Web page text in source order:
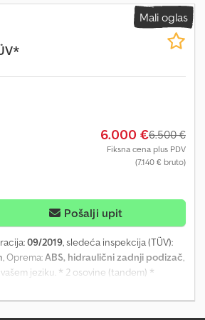
Mali oglas
6.000 €6.500 €
Fiksna cena plus PDV
(7.140 € bruto)
Pošalji upit
09/2019, sledeća inspekcija (TÜV):
, Oprema:ABS, hidraulični zadnji podizač,
jeziku. * 2 osovine (tandem) *
* SAF osovine * Gume - 1. osovina
Prodaja polovnog vozila u